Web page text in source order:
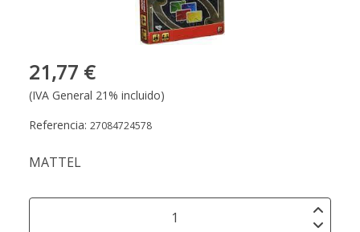
21,77 €
(IVA General 21% incluido)
Referencia: 27084724578
MATTEL